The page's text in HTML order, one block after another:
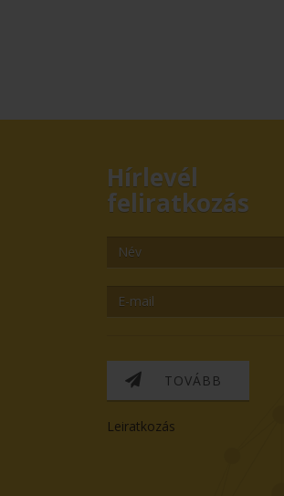
Hírlevél
feliratkozás
TOVÁBB
Leiratkozás